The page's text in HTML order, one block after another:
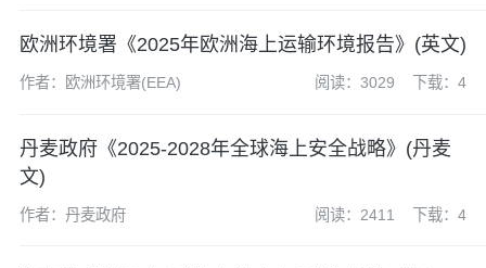
欧洲环境署《2025年欧洲海上运输环境报告》(英文)
作者：欧洲环境署(EEA) 阅读：3029 下载：4
丹麦政府《2025-2028年全球海上安全战略》(丹麦
文)
作者：丹麦政府 阅读：2411 下载：4